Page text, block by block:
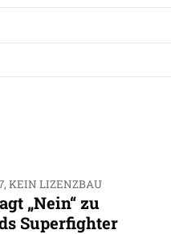
KEIN LIZENZBAU
„Nein“ zu
Superfighter